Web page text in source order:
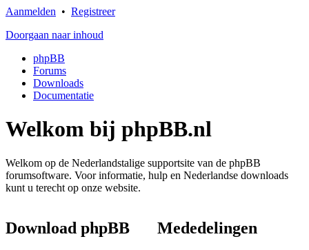
Aanmelden • Registreer
Doorgaan naar inhoud
phpBB
Forums
Downloads
Documentatie
Welkom bij phpBB.nl
Welkom op de Nederlandstalige supportsite van de phpBB
forumsoftware. Voor informatie, hulp en Nederlandse downloads
kunt u terecht op onze website.
Download phpBB Mededelingen